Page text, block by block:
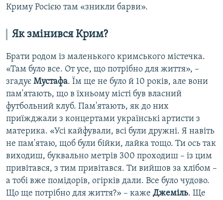
Криму Росією там «зникли барви».
Як змінився Крим?
Брати родом із маленького кримського містечка.
«Там було все. От усе, що потрібно для життя», –
згадує Мустафа. Їм ще не було й 10 років, але вони
пам'ятають, що в їхньому місті був власний
футбольний клуб. Пам'ятають, як до них
приїжджали з концертами українські артисти з
материка. «Усі кайфували, всі були дружні. Я навіть
не пам'ятаю, щоб були бійки, лайка тощо. Ти ось так
виходиш, буквально метрів 300 проходиш – із цим
привітався, з тим привітався. Ти вийшов за хлібом –
а тобі вже помідорів, огірків дали. Все було чудово.
Що ще потрібно для життя?» – каже Джеміль. Ще